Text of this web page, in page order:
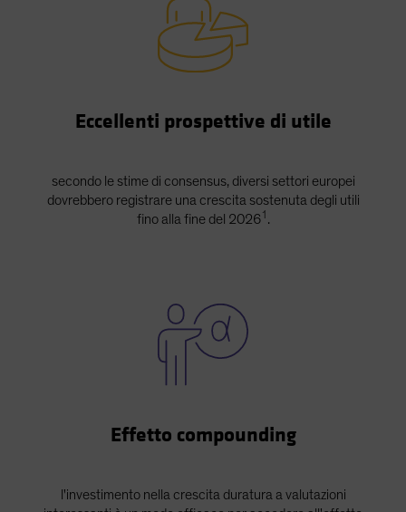
Eccellenti prospettive di utile
secondo le stime di consensus, diversi settori europei
dovrebbero registrare una crescita sostenuta degli utili
fino alla fine del 2026 1 .
Effetto compounding
l'investimento nella crescita duratura a valutazioni